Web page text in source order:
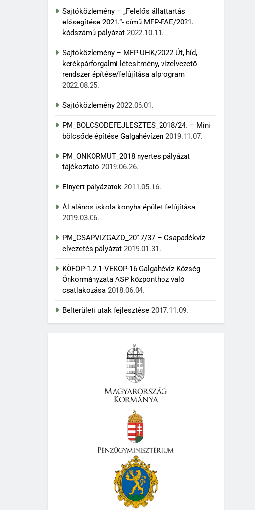
Sajtóközlemény – „Felelős állattartás
elősegítése 2021.”- című MFP-FAE/2021.
kódszámú pályázat 2022.10.11.
Sajtóközlemény – MFP-UHK/2022 Út, híd,
kerékpárforgalmi létesítmény, vízelvezető
rendszer építése/felújítása alprogram
2022.08.25.
Sajtóközlemény 2022.06.01.
PM_BOLCSODEFEJLESZTES_2018/24. – Mini
bölcsőde építése Galgahévízen 2019.11.07.
PM_ONKORMUT_2018 nyertes pályázat
tájékoztató 2019.06.26.
Elnyert pályázatok 2011.05.16.
Általános iskola konyha épület felújítása
2019.03.06.
PM_CSAPVIZGAZD_2017/37 – Csapadékvíz
elvezetés pályázat 2019.01.31.
KÖFOP-1.2.1-VEKOP-16 Galgahévíz Község
Önkormányzata ASP központhoz való
csatlakozása 2018.06.04.
Belterületi utak fejlesztése 2017.11.09.